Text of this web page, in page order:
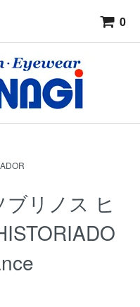
0
リノス ヒ